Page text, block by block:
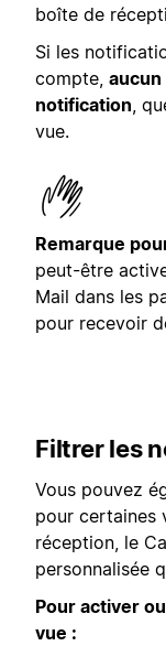
boîte de
Si les
compte, aucun
notification,
vue.
Remarque
peut-être
Mail dans les
pour recevoir
Filtrer les
Vous pouvez
pour certaines
réception, le
personnalisée
Pour activer
vue :